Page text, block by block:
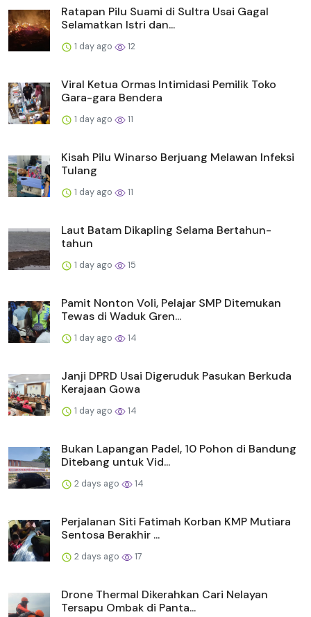
Ratapan Pilu Suami di Sultra Usai Gagal
Selamatkan Istri dan...
1 day ago 12
Viral Ketua Ormas Intimidasi Pemilik Toko
Gara-gara Bendera
1 day ago 11
Kisah Pilu Winarso Berjuang Melawan Infeksi
Tulang
1 day ago 11
Laut Batam Dikapling Selama Bertahun-
tahun
1 day ago 15
Pamit Nonton Voli, Pelajar SMP Ditemukan
Tewas di Waduk Gren...
1 day ago 14
Janji DPRD Usai Digeruduk Pasukan Berkuda
Kerajaan Gowa
1 day ago 14
Bukan Lapangan Padel, 10 Pohon di Bandung
Ditebang untuk Vid...
2 days ago 14
Perjalanan Siti Fatimah Korban KMP Mutiara
Sentosa Berakhir ...
2 days ago 17
Drone Thermal Dikerahkan Cari Nelayan
Tersapu Ombak di Panta...